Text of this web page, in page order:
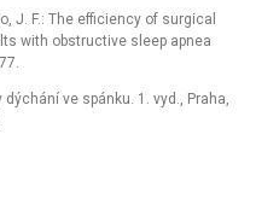
J. F.: The efficiency of surgical
with obstructive sleep apnea
ve spánku. 1. vyd., Praha,